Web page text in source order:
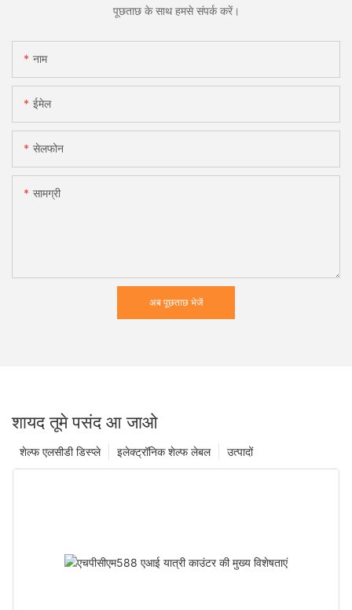
पूछताछ के साथ हमसे संपर्क करें।
नाम
ईमेल
सेलफोन
सामग्री
अब पूछताछ भेजें
शायद तूमे पसंद आ जाओ
उत्पादों
इलेक्ट्रॉनिक शेल्फ लेबल
शेल्फ एलसीडी डिस्प्ले